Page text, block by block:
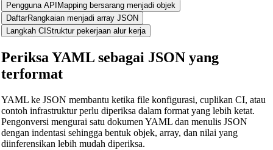
🔗Related Tools
🔧 TOOLS
Length Converter
Konverter Berat
Pengguna API Mapping bersarang menjadi objek
DaftarRangkaian menjadi array JSON
Langkah CI Struktur pekerjaan alur kerja
Periksa YAML sebagai JSON yang
terformat
YAML ke JSON membantu ketika file konfigurasi, cuplikan CI, atau
contoh infrastruktur perlu diperiksa dalam format yang lebih ketat.
Pengonversi mengurai satu dokumen YAML dan menulis JSON
dengan indentasi sehingga bentuk objek, array, dan nilai yang
diinferensikan lebih mudah diperiksa.